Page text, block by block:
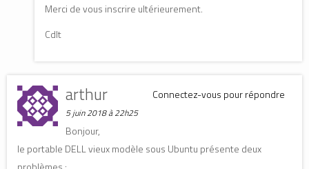
Merci de vous inscrire ultérieurement.
Cdlt
Connectez-vous pour répondre
arthur
5 juin 2018 à 22h25
Bonjour,
le portable DELL vieux modèle sous Ubuntu présente deux